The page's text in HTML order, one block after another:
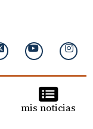
mis noticias